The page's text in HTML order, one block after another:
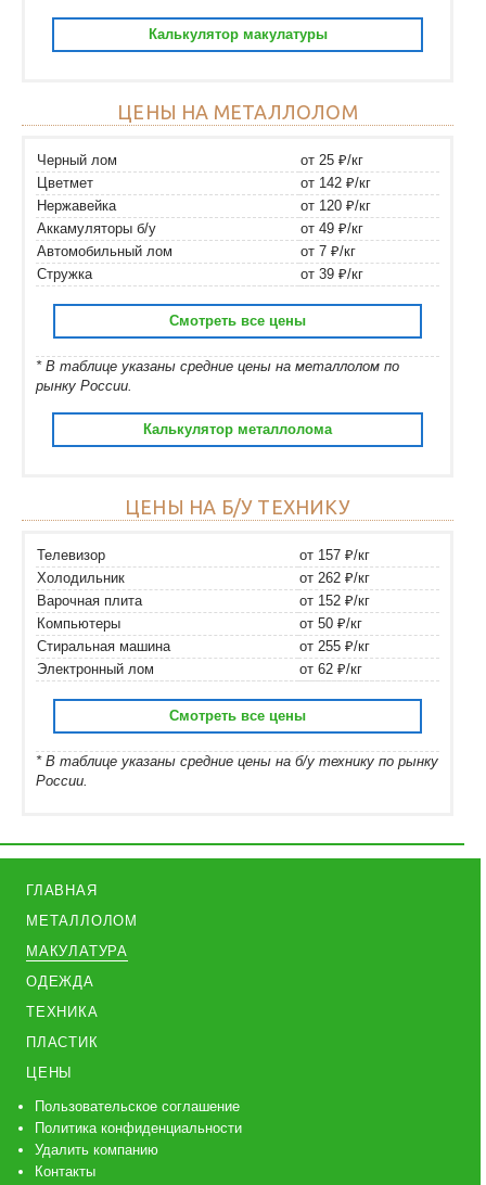
Калькулятор макулатуры
ЦЕНЫ НА МЕТАЛЛОЛОМ
Черный лом
от 25 ₽/кг
Цветмет
от 142 ₽/кг
Нержавейка
от 120 ₽/кг
Аккамуляторы б/у
от 49 ₽/кг
Автомобильный лом
от 7 ₽/кг
Стружка
от 39 ₽/кг
Смотреть все цены
* В таблице указаны средние цены на металлолом по
рынку России.
Калькулятор металлолома
ЦЕНЫ НА Б/У ТЕХНИКУ
Телевизор
от 157 ₽/кг
Холодильник
от 262 ₽/кг
Варочная плита
от 152 ₽/кг
Компьютеры
от 50 ₽/кг
Стиральная машина
от 255 ₽/кг
Электронный лом
от 62 ₽/кг
Смотреть все цены
* В таблице указаны средние цены на б/у технику по рынку
России.
ГЛАВНАЯ
МЕТАЛЛОЛОМ
МАКУЛАТУРА
ОДЕЖДА
ТЕХНИКА
ПЛАСТИК
ЦЕНЫ
Пользовательское соглашение
Политика конфиденциальности
Удалить компанию
Контакты